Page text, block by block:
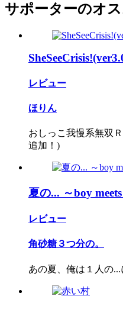
サポーターのオ
レビュー
ほりん
おしっこ我慢系無双
追加！)
夏の... ～boy
レビュー
角砂糖３つ分の。
あの夏、俺は１人の